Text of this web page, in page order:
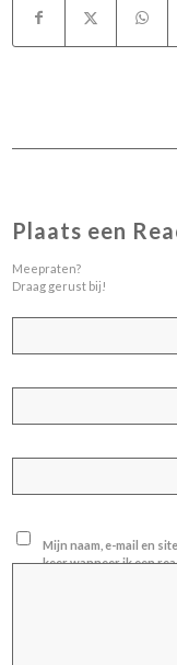
Plaats een
Meepraten?
Draag gerust bij!
Mijn naam, e-mail en
keer wanneer ik een